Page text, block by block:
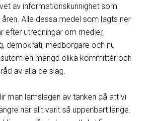
av informationskunnighet som
Alla dessa medel som lagts ner
efter utredningar om medier,
demokrati, medborgare och nu
en mängd olika kommittér och
av alla de slag.
man lamslagen av tanken på att vi
när allt varit så uppenbart länge.